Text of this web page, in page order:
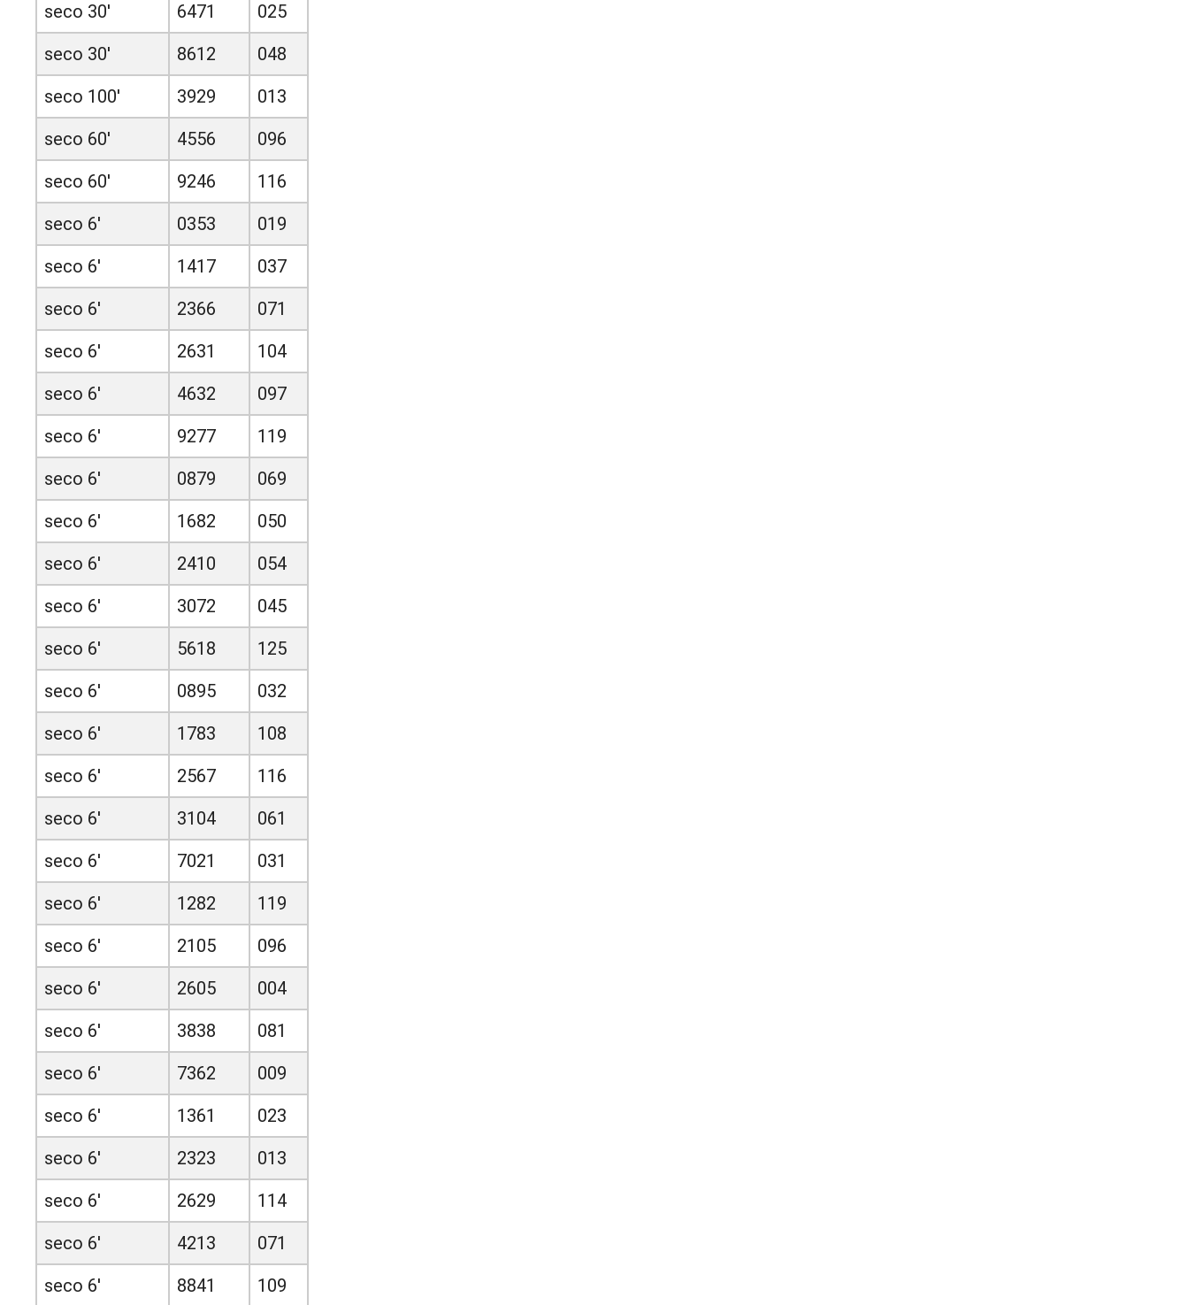
seco 30'
6471
025
seco 30'
8612
048
seco 100'
3929
013
seco 60'
4556
096
seco 60'
9246
116
seco 6'
0353
019
seco 6'
1417
037
seco 6'
2366
071
seco 6'
2631
104
seco 6'
4632
097
seco 6'
9277
119
seco 6'
0879
069
seco 6'
1682
050
seco 6'
2410
054
seco 6'
3072
045
seco 6'
5618
125
seco 6'
0895
032
seco 6'
1783
108
seco 6'
2567
116
seco 6'
3104
061
seco 6'
7021
031
seco 6'
1282
119
seco 6'
2105
096
seco 6'
2605
004
seco 6'
3838
081
seco 6'
7362
009
seco 6'
1361
023
seco 6'
2323
013
seco 6'
2629
114
seco 6'
4213
071
seco 6'
8841 109